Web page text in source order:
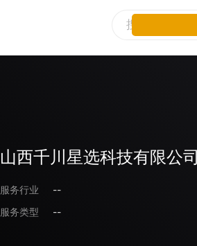
山西千川星选科技有限公司
服务行业
--
服务类型
--